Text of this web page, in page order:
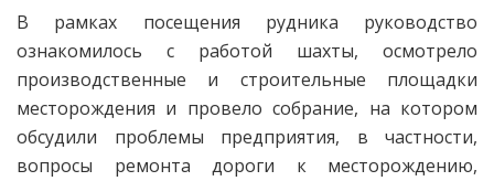
В рамках посещения рудника руководство
ознакомилось с работой шахты, осмотрело
производственные и строительные площадки
месторождения и провело собрание, на котором
обсудили проблемы предприятия, в частности,
вопросы ремонта дороги к месторождению,